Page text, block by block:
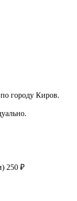
по городу Киров.
250 ₽